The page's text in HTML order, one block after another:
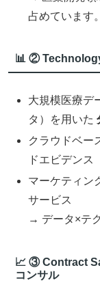
占めています。
📊 ②
大規模医療デ
タ）を用いた
クラウドベー
ドエビデンス
マーケティン
サービス
→ データ×テ
📈 ③ Contract
コンサル